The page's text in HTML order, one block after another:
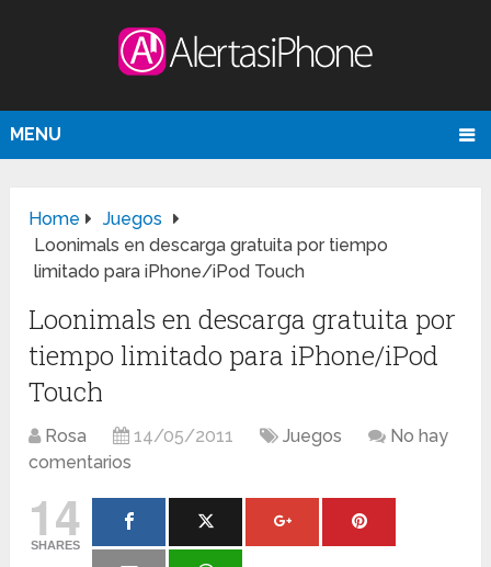
MENU
Home
Juegos
Loonimals en descarga gratuita por tiempo
limitado para iPhone/iPod Touch
Loonimals en descarga gratuita por
tiempo limitado para iPhone/iPod
Touch
Rosa 14/05/2011 Juegos
No hay
comentarios
14
SHARES